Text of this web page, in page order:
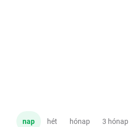
nap hét hónap 3 hónap